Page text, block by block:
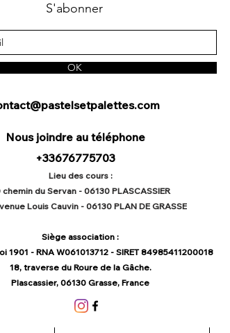
S'abonner
OK
Nous joindre au téléphone
+33676775703
Lieu des cours :
chemin du Servan - 06130 PLASCASSIER
Louis Cauvin - 06130 PLAN DE GRASSE
Siège association :
1901 - RNA W061013712 - SIRET 84985411200018
18, traverse du Roure de la Gâche.
Plascassier, 06130 Grasse, France